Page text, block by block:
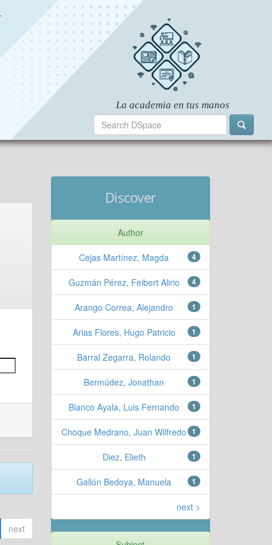
next
Discover
Author
4
Cejas Martínez, Magda
4
Guzmán Pérez, Feibert Alirio
1
Arango Correa, Alejandro
1
Arias Flores, Hugo Patricio
1
Barral Zegarra, Rolando
1
Bermúdez, Jonathan
1
Blanco Ayala, Luis Fernando
1
Choque Medrano, Juan Wilfredo
1
Diez, Elieth
1
Gallón Bedoya, Manuela
next >